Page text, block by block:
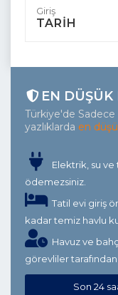
TARİH
EN DÜŞÜK
Türkiye'de
yazlıklarda en
Elektrik, su
ödemezsiniz.
Tatil evi giriş
kadar temiz havlu
Havuz ve
görevliler tarafından
Son 24